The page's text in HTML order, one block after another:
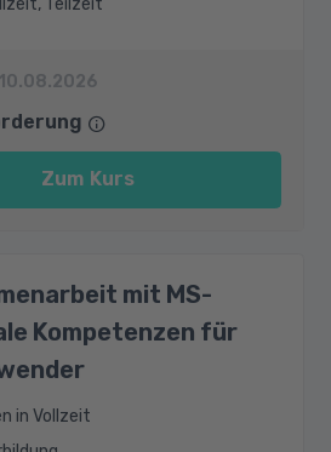
Teilzeit
10.08.2026
Zum Kurs
mit MS-
Kompetenzen für
in Vollzeit